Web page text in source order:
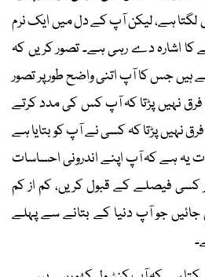
لگتا ہے، لیکن آپ کے دل میں ایک نرم
کا اشارہ دے رہی ہے۔ تصور کریں کہ
ہیں جس کا آپ اتنی واضح طور پر تصور
نہیں پڑتا کہ آپ کس کی مدد کرتے
نہیں پڑتا کہ کسی نے آپ کو بتایا ہے
یہ ہے کہ آپ اپنے اندرونی احساسات
کسی فیصلے کے قبول کریں، کم از کم
جو آپ دنیا کے بتانے سے پہلے